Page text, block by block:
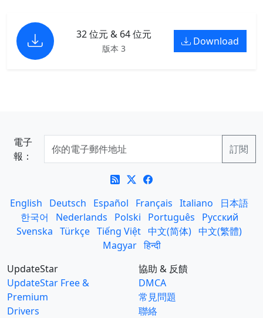
32 位元 & 64 位元
版本 3
Download
電子
報：
English Deutsch Español Français Italiano
日本語
한국어
Nederlands Polski Português
Русский
Svenska Türkçe Tiếng Việt 中文(简体) 中文(繁體)
Magyar हिन्दी
UpdateStar
UpdateStar Free &
Premium
Drivers
協助 & 反饋
DMCA
常見問題
聯絡